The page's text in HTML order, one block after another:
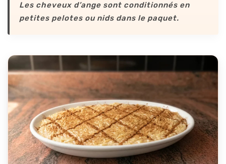
Les cheveux d’ange sont conditionnés en
petites pelotes ou nids dans le paquet.